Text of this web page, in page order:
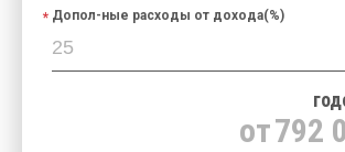
Допол-ные расходы от дохода(%)
от792